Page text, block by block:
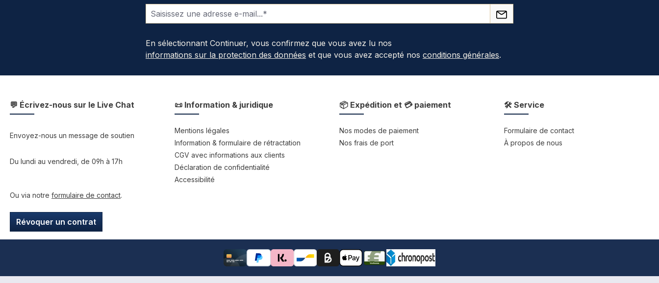
En sélectionnant Continuer, vous confirmez que vous avez lu nos
informations sur la protection des données et que vous avez accepté nos conditions générales.
💬 Écrivez-nous sur le Live Chat
Envoyez-nous un message de soutien
Du lundi au vendredi, de 09h à 17h
Ou via notre formulaire de contact.
Révoquer un contrat
📜 Information & juridique
Mentions légales
Information & formulaire de rétractation
CGV avec informations aux clients
Déclaration de confidentialité
Accessibilité
📦 Expédition et 💳 paiement
Nos modes de paiement
Nos frais de port
🛠 Service
Formulaire de contact
À propos de nous